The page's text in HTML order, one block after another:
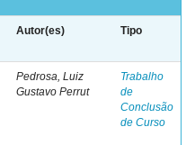
Autor(es) Tipo
Pedrosa, Luiz
Gustavo Perrut
Trabalho
de
Conclusão
de Curso